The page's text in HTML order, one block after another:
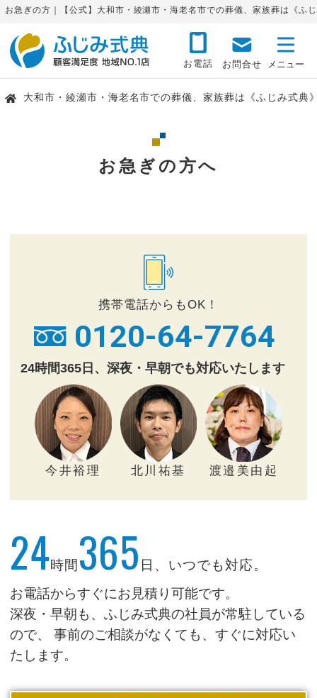
お急ぎの方｜【公式】大和市・綾瀬市・海老名市での葬儀、家族葬は《ふ
お電話 お問合せ
大和市・綾瀬市・海老名市での葬儀、家族葬は《ふじみ式典
お急ぎの方へ
携帯電話からもOK！
0120-64-7764
24時間365日、深夜・早朝でも対応いたします
今井裕理 北川祐基 渡邉美由起
24時間 365 日、いつでも対応。
お電話からすぐにお見積り可能です。
深夜・早朝も、ふじみ式典の社員が常駐している
ので、
事前のご相談がなくても、すぐに対応い
たします。